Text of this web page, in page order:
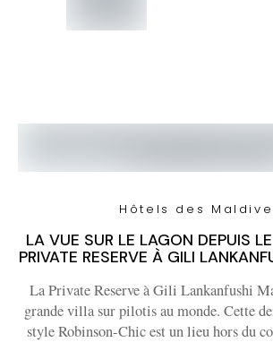
Hôtels des
LA VUE SUR LE LAGON DEPUIS
PRIVATE RESERVE À GILI
La Private Reserve à Gili Lankanfushi
grande villa sur pilotis au monde. Cette
style Robinson-Chic est un lieu hors du